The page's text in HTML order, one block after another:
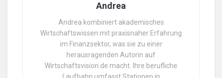
Andrea
Andrea kombiniert akademisches
Wirtschaftswissen mit praxisnaher Erfahrung
im Finanzsektor, was sie zu einer
herausragenden Autorin auf
Wirtschaftsvision.de macht. Ihre berufliche